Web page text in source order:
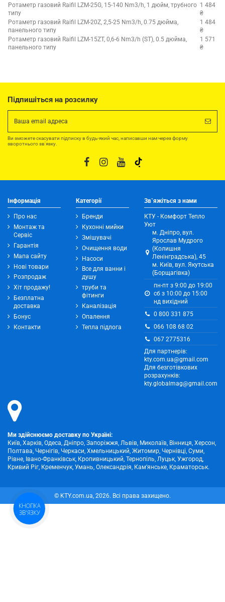
Ротаметр газовий Raifil LZM-25G, 15-140 Nm3/h, 1 дюйм, трубного
типу
1 484
₴
Ротаметр газовий Raifil LZM-20Z, 2,5-25 Nm3/h, 0.75 дюйма,
панельного типу
1 484
₴
Ротаметр газовий Raifil LZM-15ZT, 0,6-6 Nm3/h (ST), 0.5 дюйма,
панельного типу
1 571
₴
Підпишіться на розсилку
Ви зможете скасувати підписку в будь-який час, написавши нам через форму
зворотнього зв'язку.
Інформація
Про нас
Монтаж та
Сервіс
Гарантія
Мапа сайту
Нові товари
Розпродаж
Хіт продажу!
Безплатна
доставка
Бонус
Контакти
Категорії
Бренди
Кухонні мийки
Змішувачі
Очищення води
Насоси
Все для ванни і
душу
труби та
фітинги
Каналізація
Опалення
Тепла підлога
Зв`яжіться з нами
КТУ - Комфорт Тепло
Уют
м. Дніпро, вул.
Ярослав Мудрого
(Колишня
Ленінградська), 45
м. Київ, вул. Якутська
(Борщагівка)
пн-пт з 9:00 до 19:00
сб з 10:00 до 15:00
нд вихідний
0 800 331 875
066 108 68 02
067 2775316
Для партнерів:
kty.com.ua@gmail.com
Для безготівкових
розрахунків:
kty.globalmag@gmail.com
Ми здійснюємо доставку по Україні:
Київ, Харків, Одеса, Дніпро, Запоріжжя, Львів, Миколаїв, Вінниця, Херсон,
Полтава, Чернігів, Черкаси, Хмельницький, Житомир, Чернівці, Суми,
Рівне, Івано-Франківськ, Кропивницький, Тернопіль, Луцьк, Ужгород,
Кривий Ріг, Кременчук, Умань, Олександрія, Кам’янське, Краматорськ.
© KTY.com.ua, 2026. Всі права захищено.
КНОПКА
ЗВ'ЯЗКУ